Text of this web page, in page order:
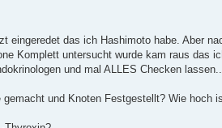
eingeredet das ich Hashimoto habe. Aber
Komplett untersucht wurde kam raus das
und mal ALLES Checken lassen...
gemacht und Knoten Festgestellt? Wie hoch